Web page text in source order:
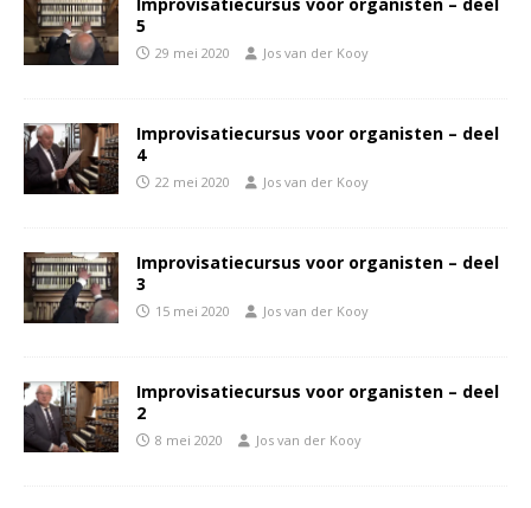
5
29 mei 2020 Jos van der Kooy
Improvisatiecursus voor organisten – deel
4
22 mei 2020 Jos van der Kooy
Improvisatiecursus voor organisten – deel
3
15 mei 2020 Jos van der Kooy
Improvisatiecursus voor organisten – deel
2
8 mei 2020 Jos van der Kooy